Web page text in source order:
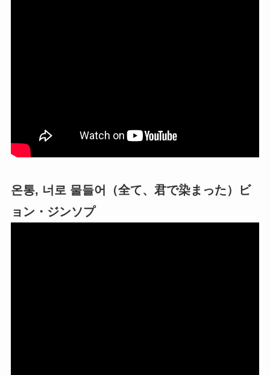
온통, 너로 물들어（全て、君で染まった）ビ
ョン・ジンソプ